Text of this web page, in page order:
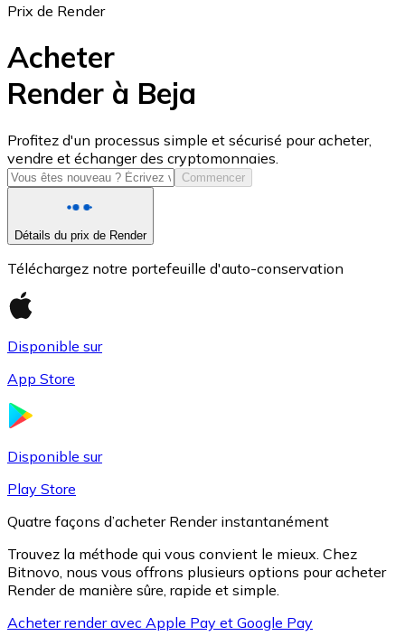
USD Coin
USDC
Prix de Render
Acheter
Render à Beja
Profitez d'un processus simple et sécurisé pour acheter,
vendre et échanger des cryptomonnaies.
Commencer
Détails du prix de Render
Téléchargez notre portefeuille d'auto-conservation
Disponible sur
App Store
Disponible sur
Play Store
Quatre façons d’acheter Render instantanément
Trouvez la méthode qui vous convient le mieux. Chez
Bitnovo, nous vous offrons plusieurs options pour acheter
Render de manière sûre, rapide et simple.
Acheter render avec Apple Pay et Google Pay